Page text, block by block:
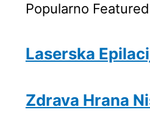
Popularno Featured
Laserska
Zdrava Hrana